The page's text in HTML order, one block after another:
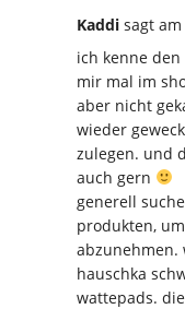
Kaddi sagt am
ich kenne
mir mal im
aber nicht
wieder
zulegen. und
auch gern
generell
produkten,
abzunehmen.
hauschka
wattepads.